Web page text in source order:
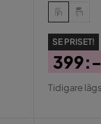
SE PRISET!
Pris
399:-
Tidigare